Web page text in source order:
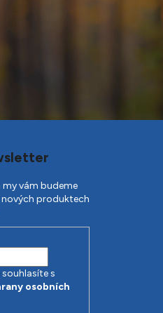
vám budeme
produktech
s
osobních